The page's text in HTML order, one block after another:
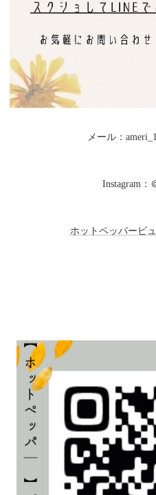
メール：
Instagram：
ホットペッパービ